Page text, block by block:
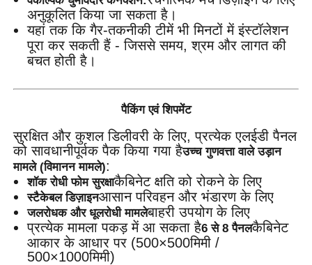
अनुकूलित किया जा सकता है।
यहां तक ​​कि गैर-तकनीकी टीमें भी मिनटों में इंस्टॉलेशन
पूरा कर सकती हैं - जिससे समय, श्रम और लागत की
बचत होती है।
पैकिंग एवं शिपमेंट
सुरक्षित और कुशल डिलीवरी के लिए, प्रत्येक एलईडी पैनल
को सावधानीपूर्वक पैक किया गया हैउच्च गुणवत्ता वाले उड़ान
मामले (विमानन मामले):
शॉक रोधी फोम सुरक्षाकैबिनेट क्षति को रोकने के लिए
स्टैकेबल डिज़ाइनआसान परिवहन और भंडारण के लिए
जलरोधक और धूलरोधी मामलेबाहरी उपयोग के लिए
प्रत्येक मामला पकड़ में आ सकता है6 से 8 पैनलकैबिनेट
आकार के आधार पर (500×500मिमी /
500×1000मिमी)